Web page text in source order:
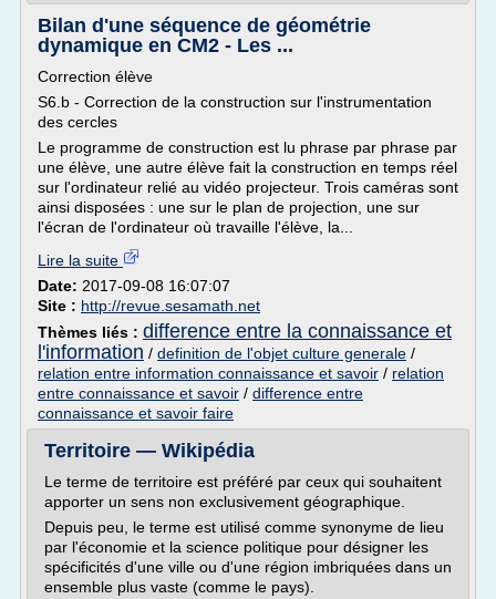
Bilan d'une séquence de géométrie
dynamique en CM2 - Les ...
Correction élève
S6.b - Correction de la construction sur l'instrumentation
des cercles
Le programme de construction est lu phrase par phrase par
une élève, une autre élève fait la construction en temps réel
sur l'ordinateur relié au vidéo projecteur. Trois caméras sont
ainsi disposées : une sur le plan de projection, une sur
l'écran de l'ordinateur où travaille l'élève, la...
Lire la suite
Date: 2017-09-08 16:07:07
Site : http://revue.sesamath.net
Thèmes liés : difference entre la connaissance et
l'information / definition de l'objet culture generale /
relation entre information connaissance et savoir / relation
entre connaissance et savoir / difference entre
connaissance et savoir faire
Territoire — Wikipédia
Le terme de territoire est préféré par ceux qui souhaitent
apporter un sens non exclusivement géographique.
Depuis peu, le terme est utilisé comme synonyme de lieu
par l'économie et la science politique pour désigner les
spécificités d'une ville ou d'une région imbriquées dans un
ensemble plus vaste (comme le pays).